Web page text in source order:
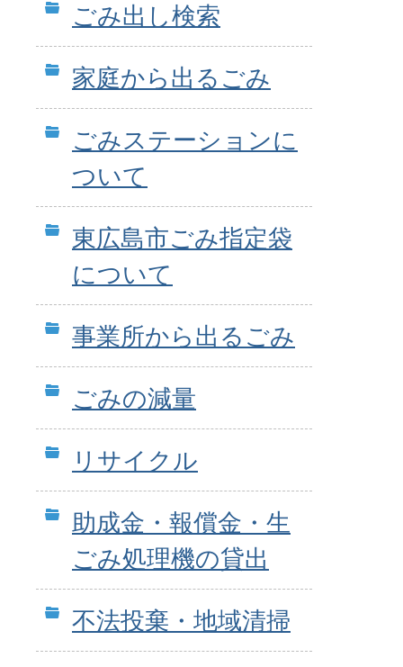
ごみ出し検索
家庭から出るごみ
ごみステーションに
ついて
東広島市ごみ指定袋
について
事業所から出るごみ
ごみの減量
リサイクル
助成金・報償金・生
ごみ処理機の貸出
不法投棄・地域清掃